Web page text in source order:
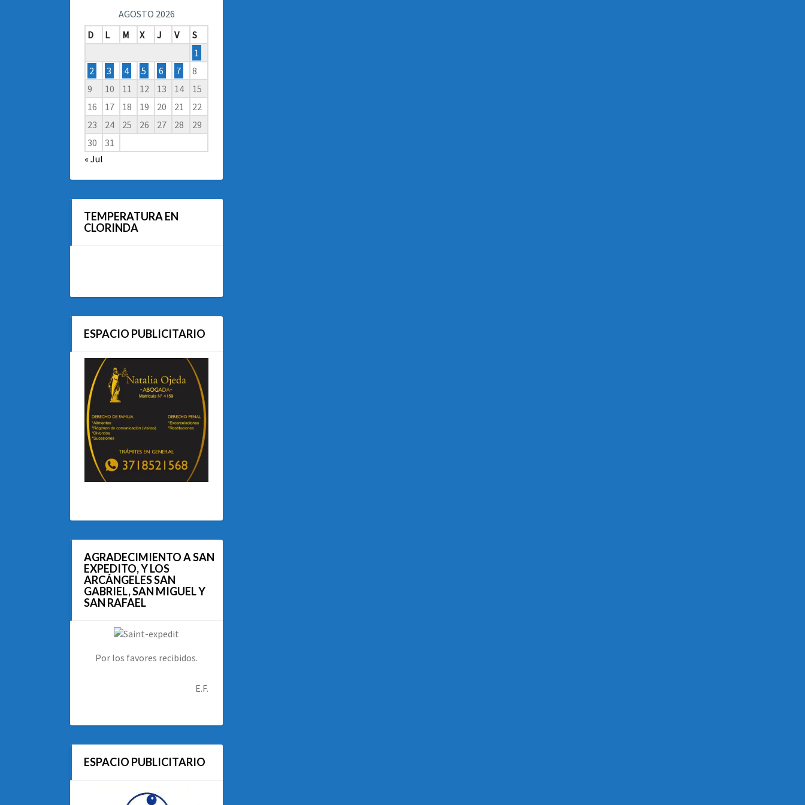
AGOSTO 2026
D
L M X J V
S
1
2
3 4 5 6 7
8
9
10 11 12 13 14
15
16
17 18 19 20 21
22
23
24 25 26 27 28
29
30
31
« Jul
TEMPERATURA EN
CLORINDA
ESPACIO PUBLICITARIO
AGRADECIMIENTO A SAN
EXPEDITO, Y LOS
ARCÁNGELES SAN
GABRIEL, SAN MIGUEL Y
SAN RAFAEL
Por los favores recibidos.
E.F.
ESPACIO PUBLICITARIO